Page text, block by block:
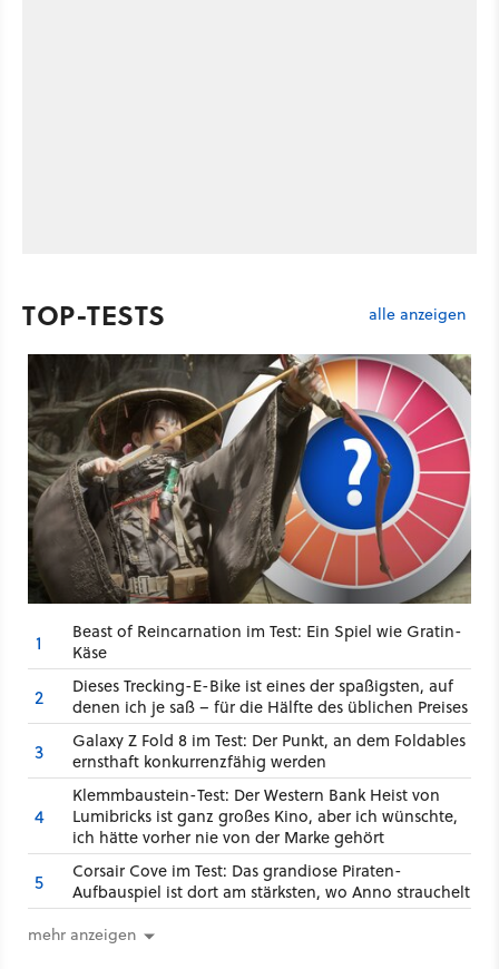
TOP-TESTS alle anzeigen
1
Beast of Reincarnation im Test: Ein Spiel wie Gratin-
Käse
2
Dieses Trecking-E-Bike ist eines der spaßigsten, auf
denen ich je saß – für die Hälfte des üblichen Preises
3
Galaxy Z Fold 8 im Test: Der Punkt, an dem Foldables
ernsthaft konkurrenzfähig werden
4
Klemmbaustein-Test: Der Western Bank Heist von
Lumibricks ist ganz großes Kino, aber ich wünschte,
ich hätte vorher nie von der Marke gehört
5
Corsair Cove im Test: Das grandiose Piraten-
Aufbauspiel ist dort am stärksten, wo Anno strauchelt
mehr anzeigen